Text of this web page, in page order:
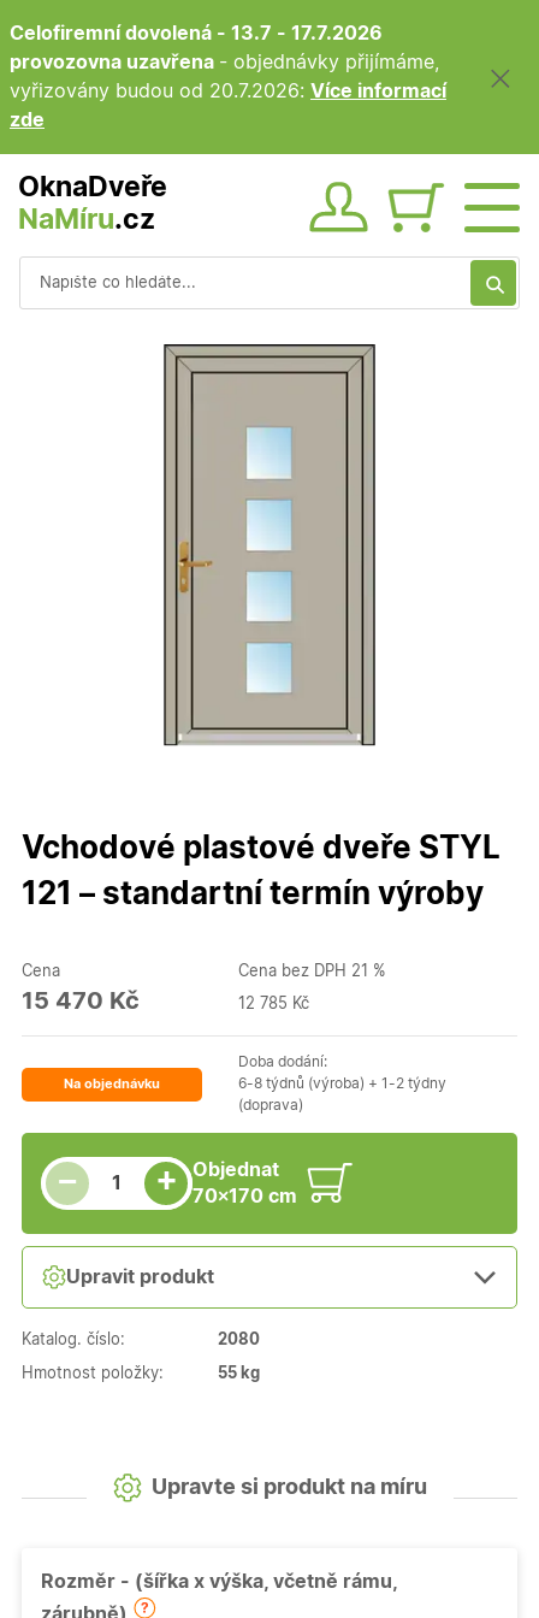
Celofiremní dovolená - 13.7 - 17.7.2026
provozovna uzavřena - objednávky přijímáme,
vyřizovány budou od 20.7.2026: Více informací
zde
OknaDveře
NaMíru.cz Obsah
Vchodové plastové dveře STYL
121 – standartní termín výroby
Cena
15 470 Kč
Cena bez DPH 21 %
12 785 Kč
Na objednávku
Doba dodání:
6-8 týdnů (výroba) + 1-2 týdny
(doprava)
−
Snížit množství
Počet kusů +
Zvýšit množství
Objednat
70×170 cm
Upravit produkt
Katalog. číslo: 2080
Hmotnost položky: 55 kg
Upravte si produkt na míru
Rozměr - (šířka x výška, včetně rámu,